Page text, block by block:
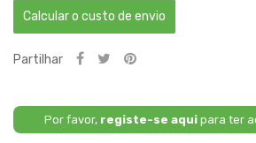
Calcular o custo de envio
Partilhar
Por favor, registe-se aquipara ter